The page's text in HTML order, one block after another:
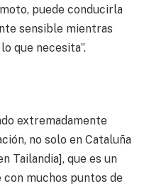
puede conducirla
sensible mientras
que necesita”.
extremadamente
no solo en Cataluña
Tailandia], que es un
muchos puntos de